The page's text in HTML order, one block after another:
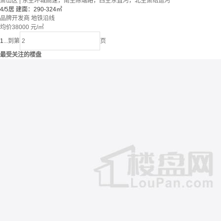
4/5居 建面：290-324㎡
品牌开发商 地铁沿线
均价38000 元/㎡
1...到第
页
最受关注的楼盘